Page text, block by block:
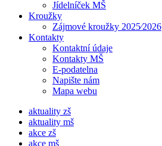
Jídelníček MŠ
Kroužky
Zájmové kroužky 2025⁄2026
Kontakty
Kontaktní údaje
Kontakty MŠ
E-podatelna
Napište nám
Mapa webu
aktuality zš
aktuality mš
akce zš
akce mš